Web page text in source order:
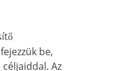
ő
be,
Az